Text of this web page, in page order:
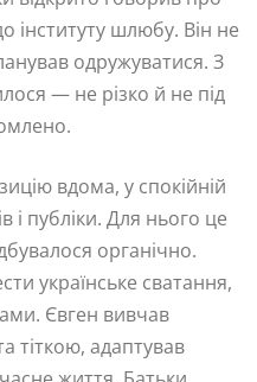
інституту шлюбу. Він не
одружуватися. З
— не різко й не під
вдома, у спокійній
і публіки. Для нього це
органічно.
українське сватання,
Євген вивчав
тіткою, адаптував